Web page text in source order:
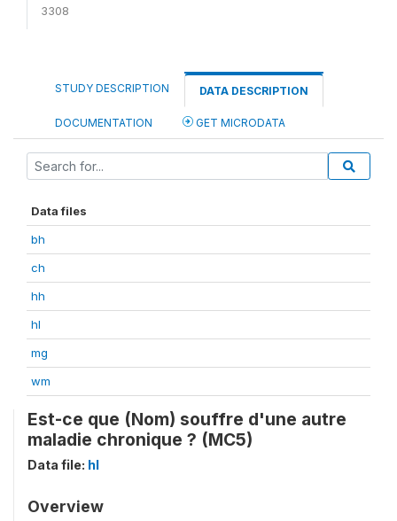
3308
STUDY DESCRIPTION DATA DESCRIPTION
DOCUMENTATION GET MICRODATA
Data files
bh
ch
hh
hl
mg
wm
Est-ce que (Nom) souffre d'une autre
maladie chronique ? (MC5)
Data file: hl
Overview